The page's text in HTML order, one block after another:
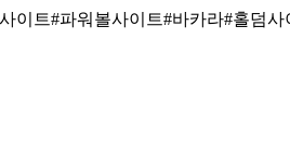
트#파워볼사이트#바카라#홀덤